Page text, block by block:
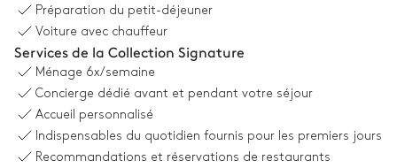
Système son
Salle à manger
10 places
Préparation du petit-déjeuner
Voiture avec chauffeur
Services de la Collection Signature
Ménage 6x/semaine
Concierge dédié avant et pendant votre séjour
Accueil personnalisé
Indispensables du quotidien fournis pour les premiers jours
Recommandations et réservations de restaurants